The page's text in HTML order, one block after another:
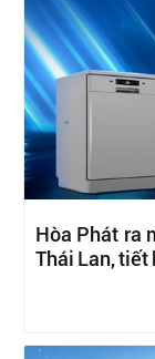
Hòa Phát ra
Thái Lan, tiết